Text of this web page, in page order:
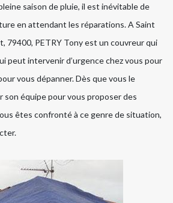
saison de pluie, il est inévitable de
en attendant les réparations. A Saint
79400, PETRY Tony est un couvreur qui
peut intervenir d’urgence chez vous pour
vous dépanner. Dès que vous le
son équipe pour vous proposer des
êtes confronté à ce genre de situation,